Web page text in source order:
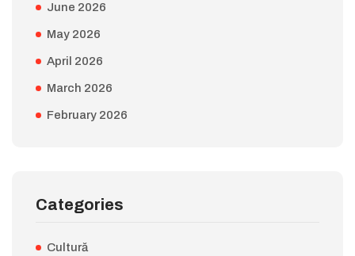
June 2026
May 2026
April 2026
March 2026
February 2026
Categories
Cultură